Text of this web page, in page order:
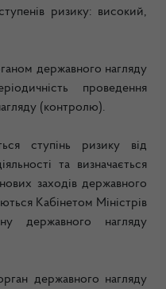
ризику: високий,
державного нагляду
проведення
(контролю).
ступінь ризику від
та визначається
заходів державного
Кабінетом Міністрів
державного нагляду
державного нагляду